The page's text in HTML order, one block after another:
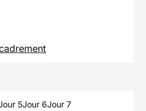
5Jour 6Jour 7